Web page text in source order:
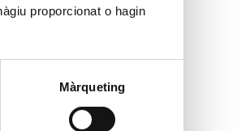
proporcionat o hagin
Màrqueting